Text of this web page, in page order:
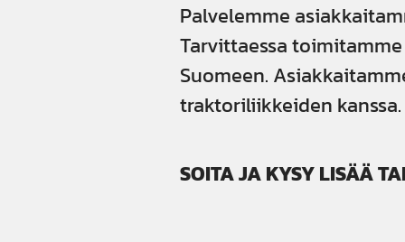
Palvelemme
Tarvittaessa
Suomeen.
traktoriliikkeiden kanssa.
SOITA JA KYSY LISÄÄ